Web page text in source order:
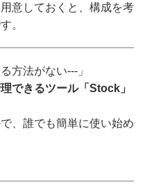
意しておくと、構成を考
。
方法がない---」
できるツール「Stock」
、誰でも簡単に使い始め